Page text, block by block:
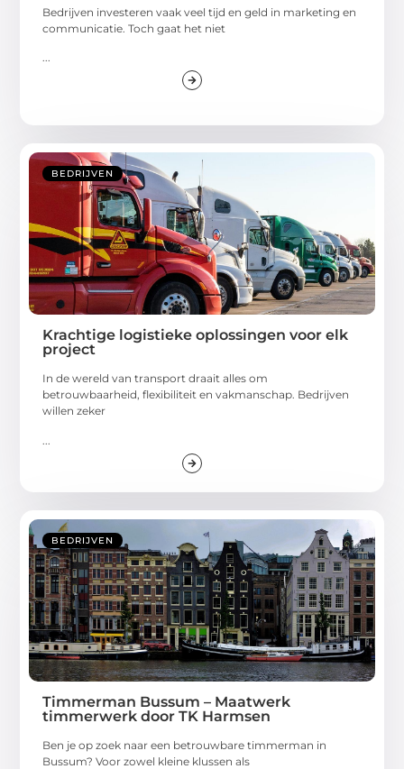
Bedrijven investeren vaak veel tijd en geld in marketing en
communicatie. Toch gaat het niet
...
BEDRIJVEN
Krachtige logistieke oplossingen voor elk
project
In de wereld van transport draait alles om
betrouwbaarheid, flexibiliteit en vakmanschap. Bedrijven
willen zeker
BEDRIJVEN
Timmerman Bussum – Maatwerk
timmerwerk door TK Harmsen
Ben je op zoek naar een betrouwbare timmerman in
Bussum? Voor zowel kleine klussen als